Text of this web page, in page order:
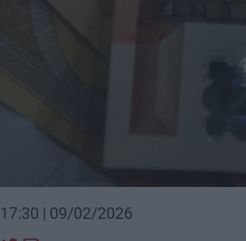
17:30 | 09/02/2026